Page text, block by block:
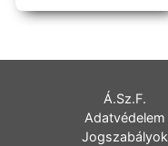
Á.Sz.F.
Adatvédelem
Jogszabályok